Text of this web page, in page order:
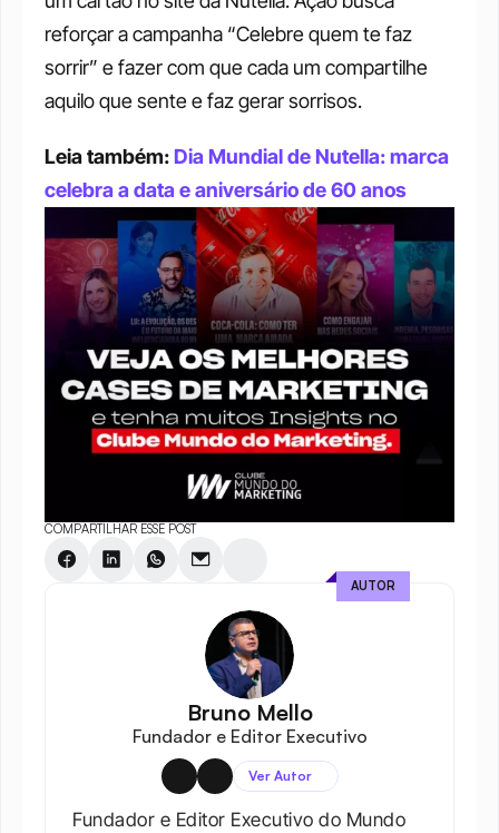
reforçar a campanha “Celebre quem te faz
sorrir” e fazer com que cada um compartilhe
aquilo que sente e faz gerar sorrisos.
Leia também: Dia Mundial de Nutella: marca
celebra a data e aniversário de 60 anos
COMPARTILHAR ESSE POST
Bruno Mello
Fundador e Editor Executivo
Ver Autor
Fundador e Editor Executivo do Mundo
AUTOR